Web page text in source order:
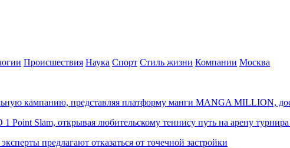
Происшествия Наука Спорт Стиль жизни Компании Москва
кампанию, представляя платформу манги MANGA MILLION,
1 Point Slam, открывая любительскому теннису путь на арену
предлагают отказаться от точечной застройки